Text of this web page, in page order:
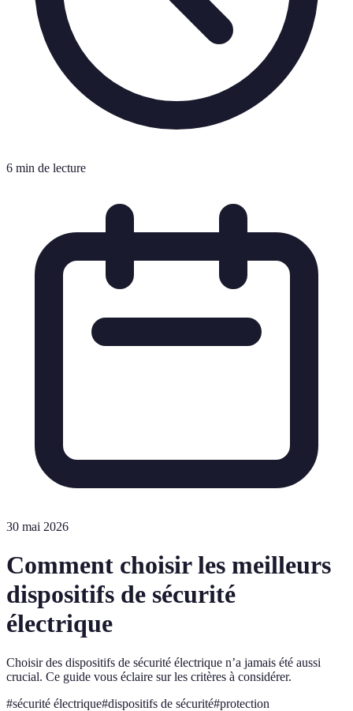
6 min de lecture
30 mai 2026
Comment choisir les meilleurs
dispositifs de sécurité
électrique
Choisir des dispositifs de sécurité électrique n’a jamais été aussi
crucial. Ce guide vous éclaire sur les critères à considérer.
#sécurité électrique#dispositifs de sécurité#protection